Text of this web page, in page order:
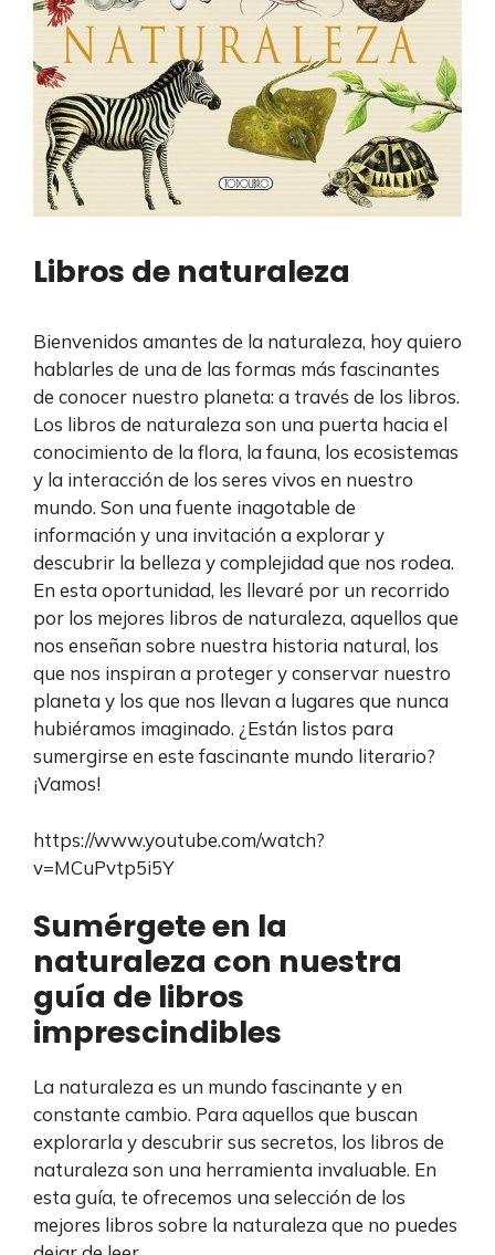
Libros de naturaleza
Bienvenidos amantes de la naturaleza, hoy quiero
hablarles de una de las formas más fascinantes
de conocer nuestro planeta: a través de los libros.
Los libros de naturaleza son una puerta hacia el
conocimiento de la flora, la fauna, los ecosistemas
y la interacción de los seres vivos en nuestro
mundo. Son una fuente inagotable de
información y una invitación a explorar y
descubrir la belleza y complejidad que nos rodea.
En esta oportunidad, les llevaré por un recorrido
por los mejores libros de naturaleza, aquellos que
nos enseñan sobre nuestra historia natural, los
que nos inspiran a proteger y conservar nuestro
planeta y los que nos llevan a lugares que nunca
hubiéramos imaginado. ¿Están listos para
sumergirse en este fascinante mundo literario?
¡Vamos!
https://www.youtube.com/watch?
v=MCuPvtp5i5Y
Sumérgete en la
naturaleza con nuestra
guía de libros
imprescindibles
La naturaleza es un mundo fascinante y en
constante cambio. Para aquellos que buscan
explorarla y descubrir sus secretos, los libros de
naturaleza son una herramienta invaluable. En
esta guía, te ofrecemos una selección de los
mejores libros sobre la naturaleza que no puedes